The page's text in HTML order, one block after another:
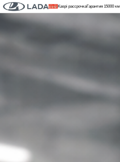
Kaspi рассрочкаГарантия 15000 км